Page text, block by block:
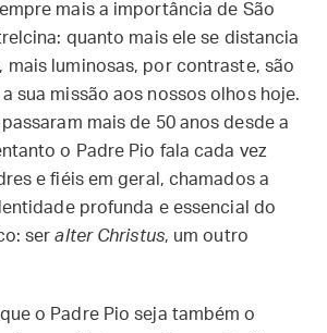
mais a importância de São
quanto mais ele se distancia
mais luminosas, por contraste, são
sua missão aos nossos olhos hoje.
mais de 50 anos desde a
o Padre Pio fala cada vez
e fiéis em geral, chamados a
profunda e essencial do
seralter Christus, um outro
o Padre Pio seja também o